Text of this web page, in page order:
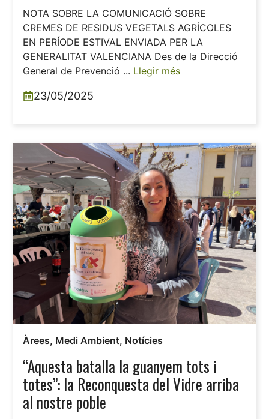
NOTA SOBRE LA COMUNICACIÓ SOBRE
CREMES DE RESIDUS VEGETALS AGRÍCOLES
EN PERÍODE ESTIVAL ENVIADA PER LA
GENERALITAT VALENCIANA Des de la Direcció
General de Prevenció ... Llegir més
23/05/2025
Àrees, Medi Ambient, Notícies
“Aquesta batalla la guanyem tots i
totes”: la Reconquesta del Vidre arriba
al nostre poble